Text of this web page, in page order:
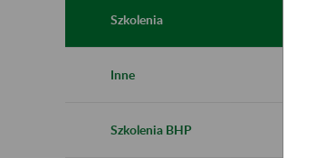
Szkolenia
Inne
Szkolenia BHP